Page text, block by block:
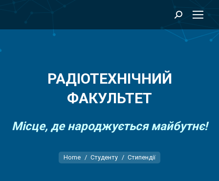
Search:
РАДІОТЕХНІЧНИЙ
ФАКУЛЬТЕТ
Місце, де народжується майбутнє!
You are here:
Home Студенту Стипендії